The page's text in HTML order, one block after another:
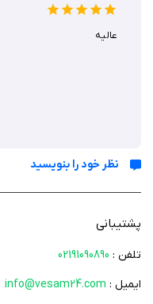
عالیه
نظر خود را بنویسید
پشتیبانی
تلفن : 02191090890
ایمیل : info@vesam24.com